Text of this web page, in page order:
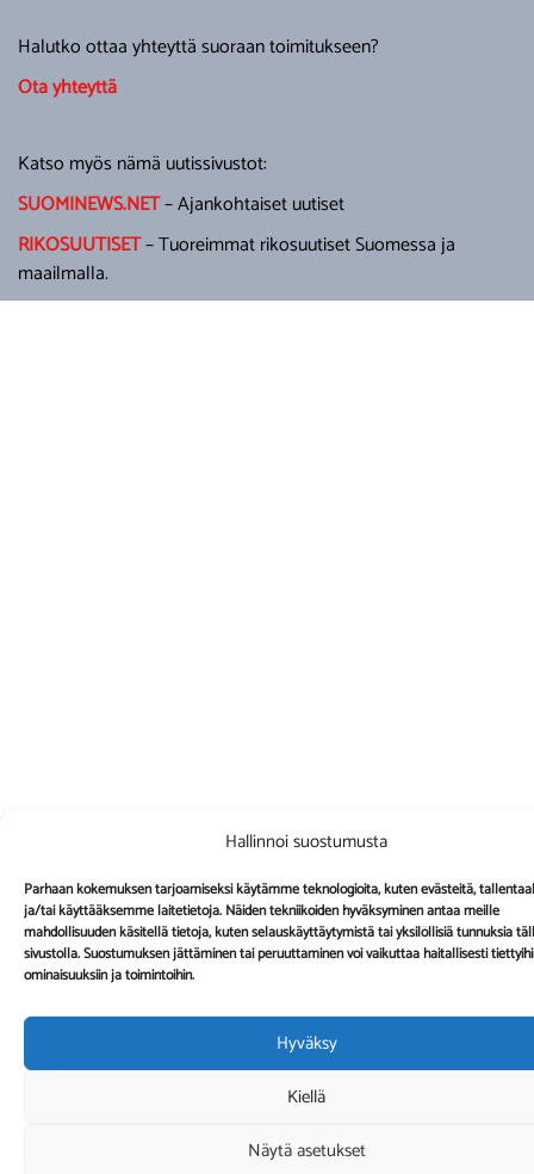
Hallinnoi suostumusta
Parhaan kokemuksen tarjoamiseksi käytämme teknologioita, kuten evästeitä,
ja/tai käyttääksemme laitetietoja. Näiden tekniikoiden hyväksyminen antaa meille
mahdollisuuden käsitellä tietoja, kuten selauskäyttäytymistä tai yksilöllisiä tunnuksia
sivustolla. Suostumuksen jättäminen tai peruuttaminen voi vaikuttaa haitallisesti
ominaisuuksiin ja toimintoihin.
Hyväksy
Kiellä
Näytä asetukset
Halutko ottaa yhteyttä suoraan toimitukseen?
Ota yhteyttä
Katso myös nämä uutissivustot:
SUOMINEWS.NET– Ajankohtaiset uutiset
RIKOSUUTISET– Tuoreimmat rikosuutiset Suomessa ja
maailmalla.